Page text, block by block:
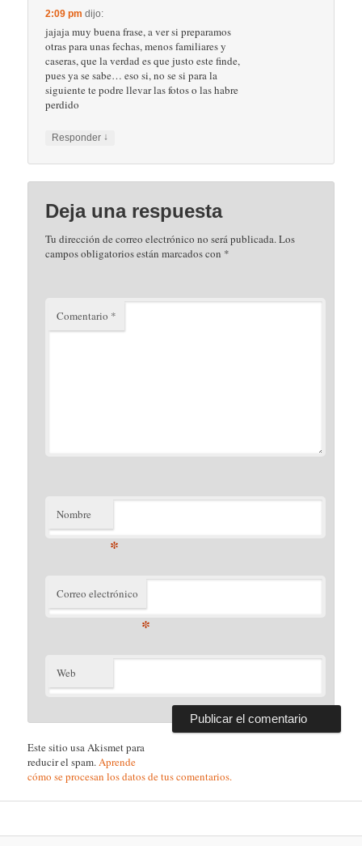
2:09 pm dijo:
jajaja muy buena frase, a ver si preparamos
otras para unas fechas, menos familiares y
caseras, que la verdad es que justo este finde,
pues ya se sabe… eso si, no se si para la
siguiente te podre llevar las fotos o las habre
perdido
Responder ↓
Deja una respuesta
Tu dirección de correo electrónico no será publicada.Los
campos obligatorios están marcados con *
Comentario *
Nombre
*
Correo electrónico
*
Web
Este sitio usa Akismet para
reducir el spam.Aprende
cómo se procesan los datos de tus comentarios.